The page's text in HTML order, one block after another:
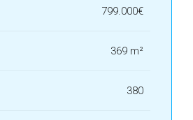
799.000€
369 m²
380